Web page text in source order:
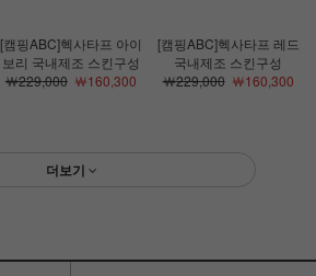
[캠핑ABC]헥사타프 아이
보리 국내제조 스킨구성
￦229,000￦160,300
[캠핑ABC]헥사타프 레드
국내제조 스킨구성
￦229,000￦160,300
더보기